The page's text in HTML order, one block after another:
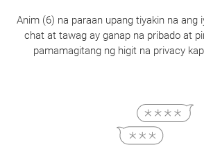
Anim (6) na paraan upang tiyakin na ang
chat at tawag ay ganap na pribado at
pamamagitang ng higit na privacy